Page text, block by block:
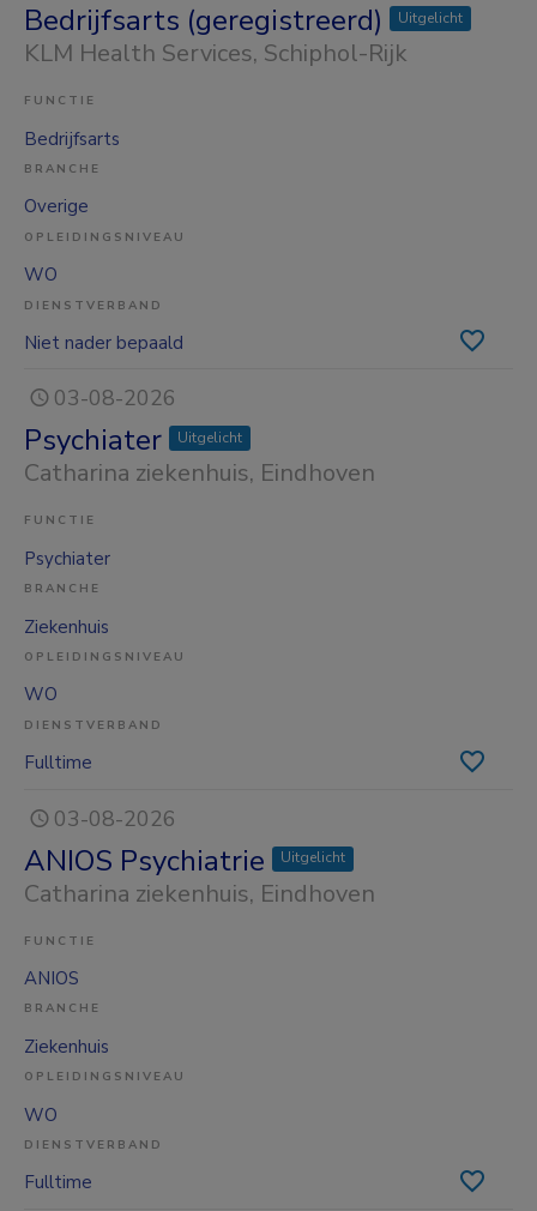
Bedrijfsarts (geregistreerd) Uitgelicht
KLM Health Services, Schiphol-Rijk
FUNCTIE
Bedrijfsarts
BRANCHE
Overige
OPLEIDINGSNIVEAU
WO
DIENSTVERBAND
Niet nader bepaald
03-08-2026
Psychiater Uitgelicht
Catharina ziekenhuis, Eindhoven
FUNCTIE
Psychiater
BRANCHE
Ziekenhuis
OPLEIDINGSNIVEAU
WO
DIENSTVERBAND
Fulltime
03-08-2026
ANIOS Psychiatrie Uitgelicht
Catharina ziekenhuis, Eindhoven
FUNCTIE
ANIOS
BRANCHE
Ziekenhuis
OPLEIDINGSNIVEAU
WO
DIENSTVERBAND
Fulltime